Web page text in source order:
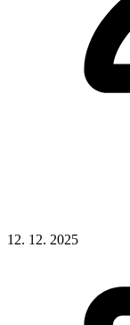
12. 12. 2025